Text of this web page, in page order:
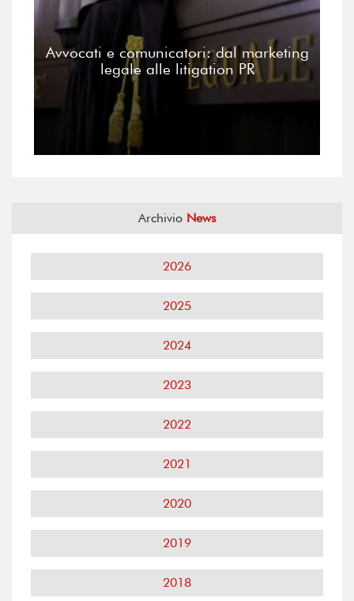
Avvocati e comunicatori: dal marketing
legale alle litigation PR
Archivio News
2026
2025
2024
2023
2022
2021
2020
2019
2018